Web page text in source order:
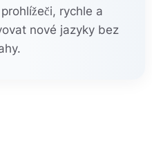
rychle a
nové jazyky bez